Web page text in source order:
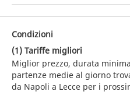
Condizioni
(1) Tariffe migliori
Miglior prezzo, durata
partenze medie al giorno
da Napoli a Lecce per i